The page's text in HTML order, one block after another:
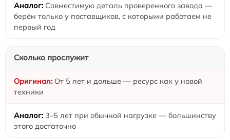
Совместимую деталь проверенного завода —
берём только у поставщиков, с которыми работаем не
первый год
Сколько прослужит
От 5 лет и дольше — ресурс как у новой
техники
3–5 лет при обычной нагрузке — большинству
этого достаточно